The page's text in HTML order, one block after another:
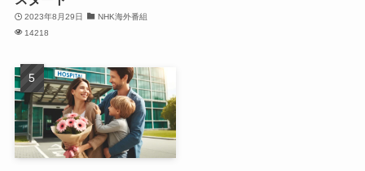
2023年8月29日
NHK海外番組
14218